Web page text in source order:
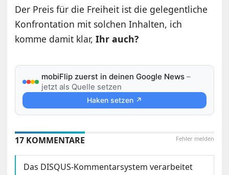
Der Preis für die Freiheit ist die gelegentliche
Konfrontation mit solchen Inhalten, ich
komme damit klar,Ihr auch?
mobiFlip zuerst in deinen Google News –
jetzt als Quelle setzen
Haken setzen ↗
Fehler melden
17 KOMMENTARE
Das DISQUS-Kommentarsystem verarbeitet